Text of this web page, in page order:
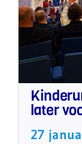
later
27